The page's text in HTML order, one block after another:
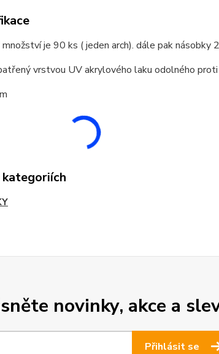
je 90 ks ( jeden arch). dále pak násobky
vrstvou UV akrylového laku odolného
kategoriích
novinky, akce a
Přihlásit se